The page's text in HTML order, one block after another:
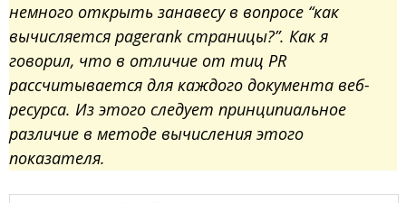
немного открыть занавесу в вопросе “как
вычисляется pagerank страницы?”. Как я
говорил, что в отличие от тиц PR
рассчитывается для каждого документа веб-
ресурса. Из этого следует принципиальное
различие в методе вычисления этого
показателя.